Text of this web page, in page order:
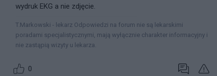
wydruk EKG a nie zdjęcie.
T.Markowski - lekarz Odpowiedzi na forum nie są lekarskimi
poradami specjalistycznymi, mają wyłącznie charakter informacyjny i
nie zastąpią wizyty u lekarza.
0